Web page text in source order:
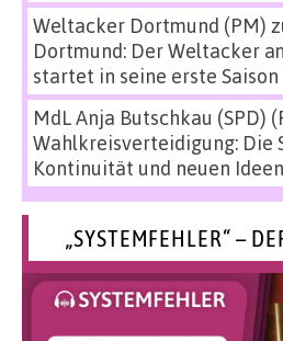
Weltacker Dortmund (PM)
Dortmund: Der Weltacker
startet in seine erste Saison
MdL Anja Butschkau (SPD)
Wahlkreisverteidigung: Die
Kontinuität und neuen
„SYSTEMFEHLER“ –